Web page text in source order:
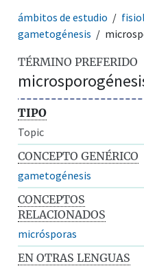
ámbitos de estudio
gametogénesis
TÉRMINO PREFERIDO
TIPO
Topic
CONCEPTO GENÉRICO
gametogénesis
CONCEPTOS
RELACIONADOS
micrósporas
EN OTRAS LENGUAS